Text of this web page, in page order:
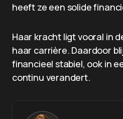
heeft ze een solide
Haar kracht ligt vooral in
haar carrière. Daardoor
financieel stabiel, ook in
continu verandert.